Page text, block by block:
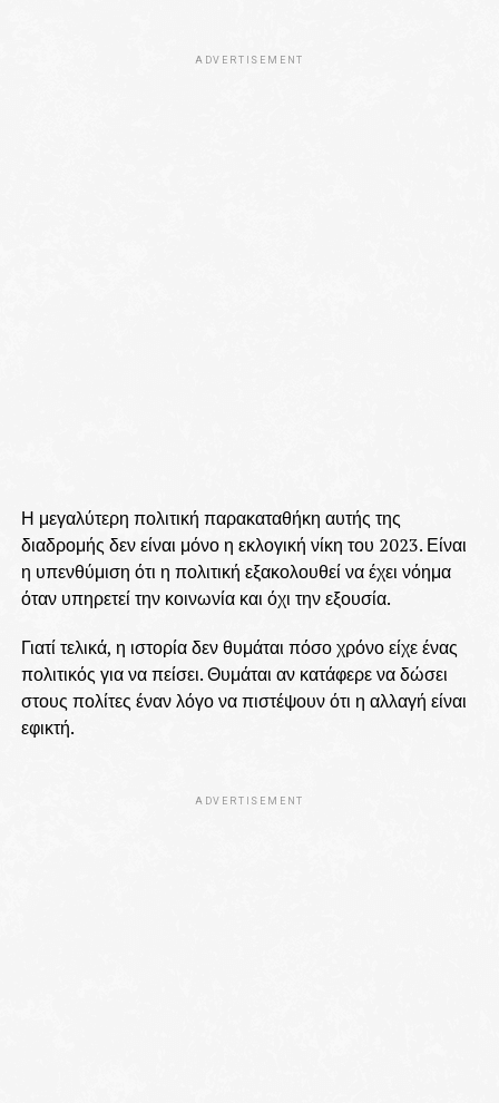
ADVERTISEMENT
Η μεγαλύτερη πολιτική παρακαταθήκη αυτής της
διαδρομής δεν είναι μόνο η εκλογική νίκη του 2023. Είναι
η υπενθύμιση ότι η πολιτική εξακολουθεί να έχει νόημα
όταν υπηρετεί την κοινωνία και όχι την εξουσία.
Γιατί τελικά, η ιστορία δεν θυμάται πόσο χρόνο είχε ένας
πολιτικός για να πείσει. Θυμάται αν κατάφερε να δώσει
στους πολίτες έναν λόγο να πιστέψουν ότι η αλλαγή είναι
εφικτή.
ADVERTISEMENT